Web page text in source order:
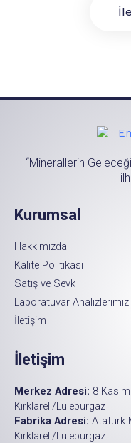
“Minerallerin
Kurumsal
Hakkımızda
Kalite Politikası
Satış ve Sevk
Laboratuvar Analizlerimiz
İletişim
İletişim
Merkez Adresi: 8
Kırklareli/Lüleburgaz
Fabrika Adresi: Atatürk
Kırklareli/Lüleburgaz